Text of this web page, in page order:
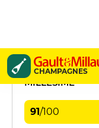
CHAMPAGNES
Moutard
MILLÉSIME
91/100